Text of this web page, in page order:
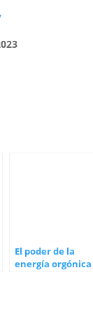
El poder de la
energía orgónica